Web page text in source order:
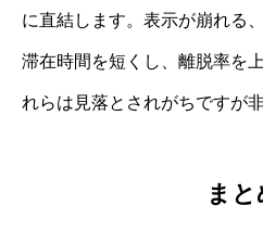
に直結します。表示が崩れる
滞在時間を短くし、離脱率を
れらは見落とされがちですが
まと